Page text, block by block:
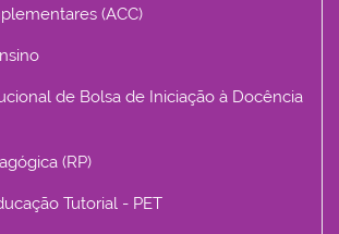
(ACC)
de Bolsa de Iniciação à Docência
(RP)
Tutorial - PET